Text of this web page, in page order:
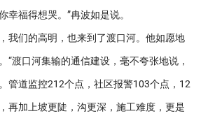
幸福得想哭。”冉波如是说。
我们的高明，也来到了渡口河。他如愿地
“渡口河集输的通信建设，毫不夸张地说，
管道监控212个点，社区报警103个点，12
再加上坡更陡，沟更深，施工难度，更是